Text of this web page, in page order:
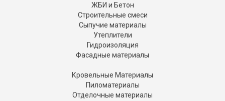
ЖБИ и Бетон
Строительные смеси
Сыпучие материалы
Утеплители
Гидроизоляция
Фасадные материалы
Кровельные Материалы
Пиломатериалы
Отделочные материалы